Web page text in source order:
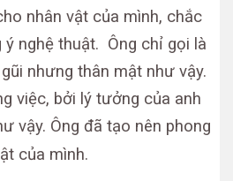
nhân vật của mình, chắc
ý nghệ thuật. Ông chỉ gọi là
gũi nhưng thân mật như vậy.
việc, bởi lý tưởng của anh
vậy. Ông đã tạo nên phong
của mình.